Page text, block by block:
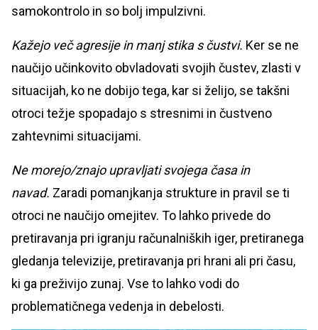
samokontrolo in so bolj impulzivni.
Kažejo več agresije in manj stika s čustvi. Ker se ne
naučijo učinkovito obvladovati svojih čustev, zlasti v
situacijah, ko ne dobijo tega, kar si želijo, se takšni
otroci težje spopadajo s stresnimi in čustveno
zahtevnimi situacijami.
Ne morejo/znajo upravljati svojega časa in
navad. Zaradi pomanjkanja strukture in pravil se ti
otroci ne naučijo omejitev. To lahko privede do
pretiravanja pri igranju računalniških iger, pretiranega
gledanja televizije, pretiravanja pri hrani ali pri času,
ki ga preživijo zunaj. Vse to lahko vodi do
problematičnega vedenja in debelosti.